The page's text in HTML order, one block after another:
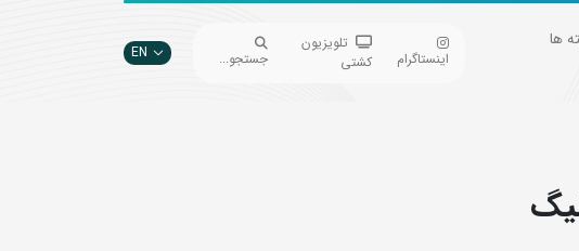
ها
اینستاگرام
تلویزیون
کشتی
جستجو... EN